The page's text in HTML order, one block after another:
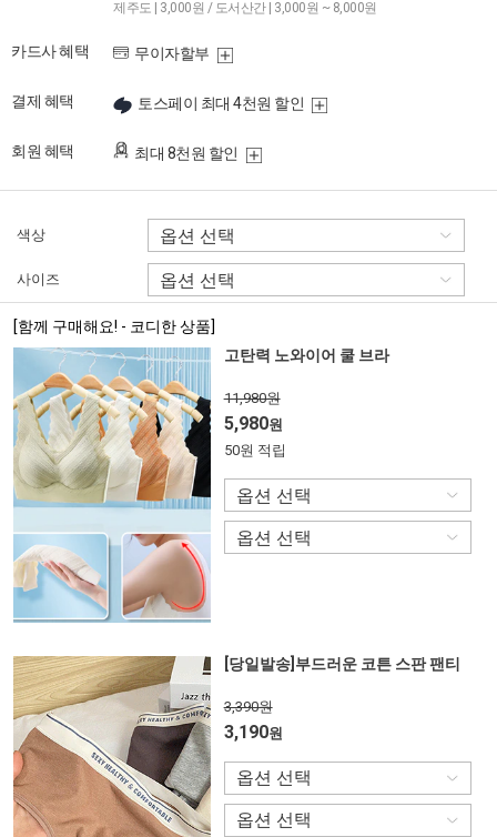
제주도 | 3,000원 / 도서산간 | 3,000원 ~ 8,000원
카드사 혜택 무이자할부
결제 혜택 토스페이 최대 4천원 할인
회원 혜택 최대 8천원 할인
색상
사이즈
[함께 구매해요! - 코디한 상품]
고탄력 노와이어 쿨 브라
11,980원
5,980원
50원 적립
[당일발송]부드러운 코튼 스판 팬티
3,390원
3,190원